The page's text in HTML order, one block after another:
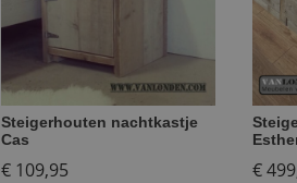
Steigerhouten nachtkastje
Cas
€109,95 €